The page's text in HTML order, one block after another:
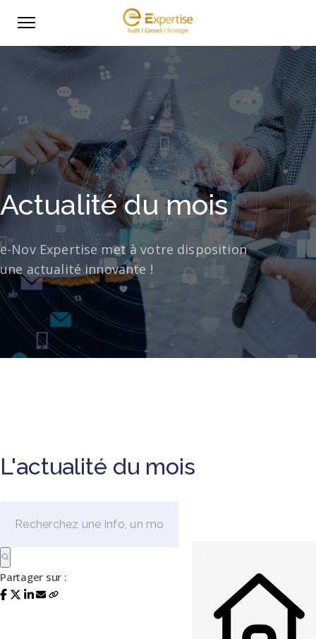
Actualité du mois
e-Nov Expertise met à votre disposition
une actualité innovante !
L'actualité du mois
Partager sur :